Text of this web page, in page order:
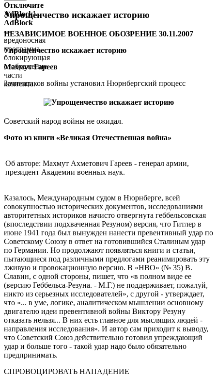
Отключите
AdBlock!
AdBlock
—
вредоносная
программа,
блокирующая
отображение
части
контента.
Упрощенчество искажает историю
НЕЗАВИСИМОЕ ВОЕННОЕ ОБОЗРЕНИЕ 30.11.2007
Упрощенчество искажает историю
Махмут Гареев
Зачинщиков войны установил Нюрнбергский процесс
Советский народ войны не ожидал.
Фото из книги «Великая Отечественная война»
Об авторе: Махмут Ахметович Гареев - генерал армии,
президент Академии военных наук.
Казалось, Международным судом в Нюрнберге, всей
совокупностью исторических документов, исследованиями
авторитетных историков начисто отвергнута геббельсовская
(впоследствии подхваченная Резуном) версия, что Гитлер в
июне 1941 года был вынужден нанести превентивный удар по
Советскому Союзу в ответ на готовившийся Сталиным удар
по Германии. Но продолжают появляться книги и статьи,
пытающиеся под различными предлогами реанимировать эту
лживую и провокационную версию. В «НВО» (№ 35) В.
Славин, с одной стороны, пишет, что «в полном виде ее
(версию Геббельса-Резуна. - М.Г.) не поддерживает, пожалуй,
никто из серьезных исследователей», с другой - утверждает,
что «... в уме, логике, аналитическом мышлении основному
двигателю идеи превентивной войны Виктору Резуну
отказать нельзя... В них есть главное для мыслящих людей -
направления исследования». И автор сам приходит к выводу,
что Советский Союз действительно готовил упреждающий
удар и больше того - такой удар надо было обязательно
предпринимать.
СПРОВОЦИРОВАТЬ НАПАДЕНИЕ